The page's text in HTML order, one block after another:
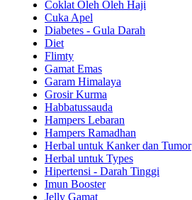
Coklat Oleh Oleh Haji
Cuka Apel
Diabetes - Gula Darah
Diet
Flimty
Gamat Emas
Garam Himalaya
Grosir Kurma
Habbatussauda
Hampers Lebaran
Hampers Ramadhan
Herbal untuk Kanker dan Tumor
Herbal untuk Types
Hipertensi - Darah Tinggi
Imun Booster
Jelly Gamat